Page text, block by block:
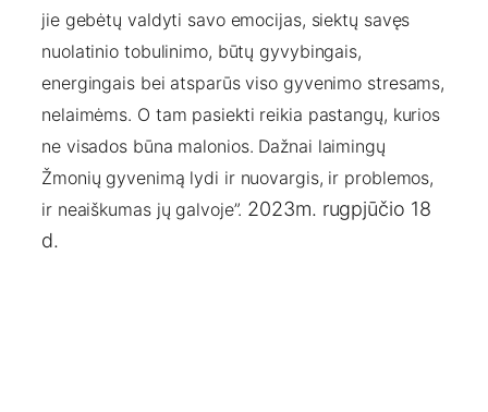
jie gebėtų valdyti savo emocijas, siektų savęs
nuolatinio tobulinimo, būtų gyvybingais,
energingais bei atsparūs viso gyvenimo stresams,
nelaimėms. O tam pasiekti reikia pastangų, kurios
ne visados būna malonios. Dažnai laimingų
Žmonių gyvenimą lydi ir nuovargis, ir problemos,
ir neaiškumas jų galvoje”. 2023m. rugpjūčio 18
d.